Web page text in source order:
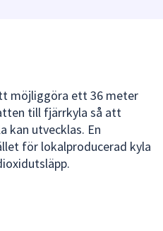
Använd
piltangenterna
för
att
navigera
möjliggöra ett 36 meter
till fjärrkyla så att
kan utvecklas. En
för lokalproducerad kyla